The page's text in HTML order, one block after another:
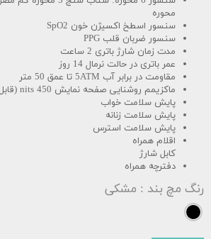
محوره
سنسور اسطخ اکسیژن خون SpO2
سنسور ضربان قلب PPG
مدت زمان شارژ باتری 2 ساعت
عمر باتری در حالت نرمال 14 روز
مقاومت در برابر آب 5ATM تا عمق 50 متر
ماکزیمم روشنایی صفحه نمایش 450 nits (قابل تنظیم)
پایش سلامت خواب
پایش سلامت زنانه
پایش سلامت استرس
اقلام همراه
کابل شارژ
دفترچه همراه
رنگ مچ بند : مشکی